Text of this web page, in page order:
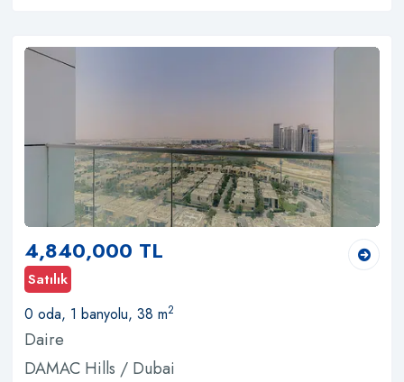
4,840,000 TL
Satılık
0 oda, 1 banyolu, 38 m2
Daire
DAMAC Hills / Dubai